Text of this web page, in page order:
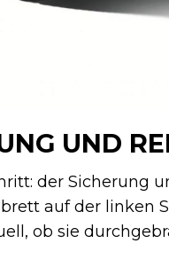
UND
der Sicherung
auf der linken
ob sie